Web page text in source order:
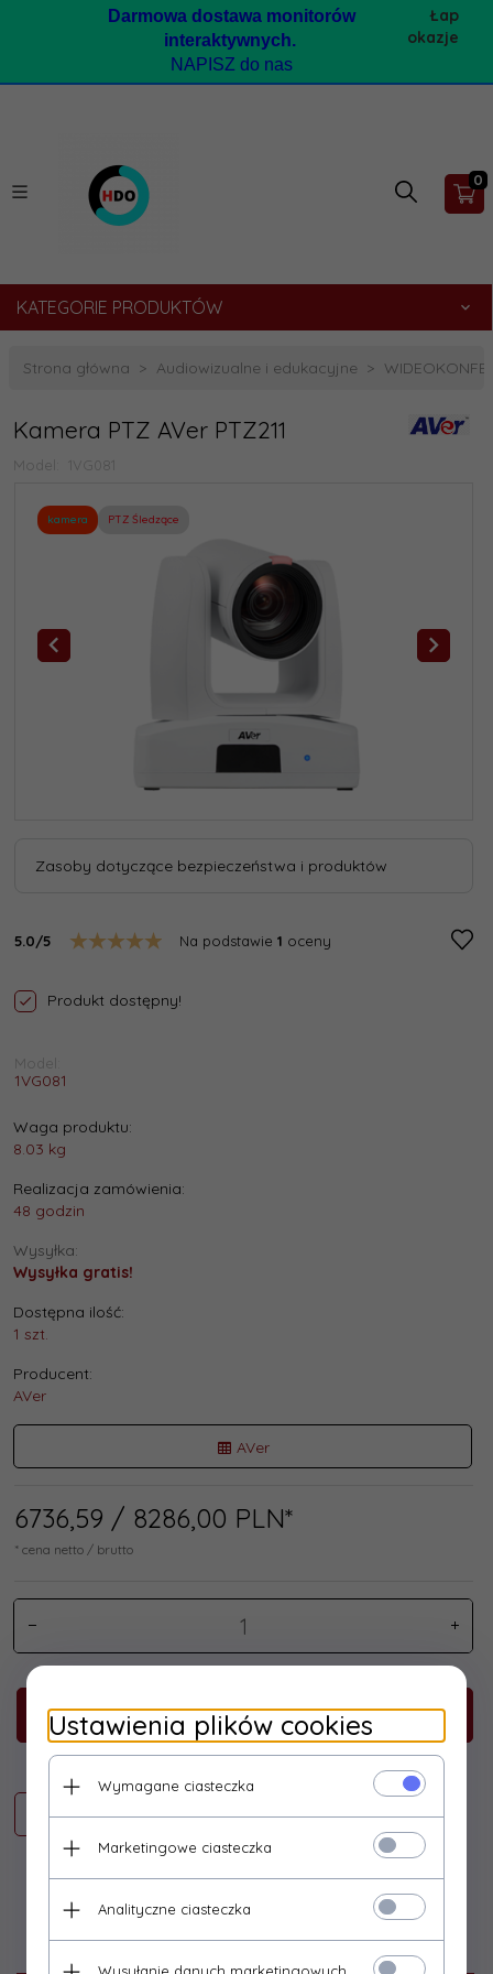
Darmowa dostawa monitorów
interaktywnych.
NAPISZ do nas
Łap
okazje
0
KATEGORIE PRODUKTÓW
Strona główna Audiowizualne i edukacyjne
Kamera PTZ AVer PTZ211
Model: 1VG081
kamera PTZ Śledzące
Zasoby dotyczące bezpieczeństwa i produktów
5.0/5 Na podstawie 1 oceny
Produkt dostępny!
Model:
1VG081
Waga produktu:
8.03 kg
Realizacja zamówienia:
48 godzin
Wysyłka:
Wysyłka gratis!
Dostępna ilość:
1 szt.
Producent:
AVer
AVer
6736,59 / 8286,00 PLN*
* cena netto / brutto
KUP TERAZ!
Ustawienia plików cookies
Wymagane ciasteczka
Marketingowe ciasteczka
Analityczne ciasteczka